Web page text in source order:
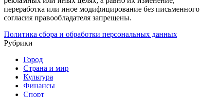
переработка или иное модифицирование без письменного
согласия правообладателя запрещены.
Политика сбора и обработки персональных данных
Рубрики
Город
Страна и мир
Культура
Финансы
Спорт